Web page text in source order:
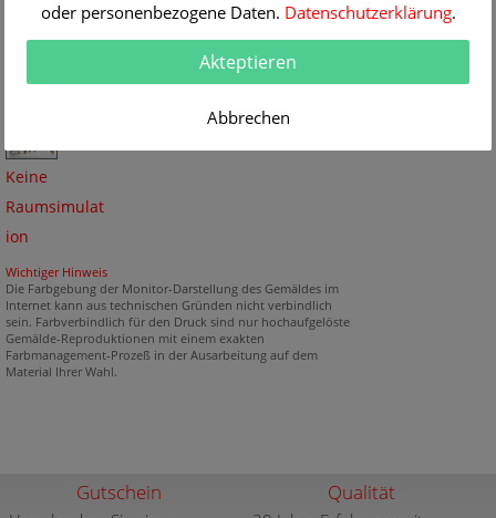
Keine
Raumsimulat
ion
Wichtiger Hinweis
Die Farbgebung der Monitor-Darstellung des Gemäldes im
Internet kann aus technischen Gründen nicht verbindlich
sein. Farbverbindlich für den Druck sind nur hochaufgelöste
Gemälde-Reproduktionen mit einem exakten
Farbmanagement-Prozeß in der Ausarbeitung auf dem
Material Ihrer Wahl.
Gutschein Qualität
oder personenbezogene Daten. Datenschutzerklärung.
Akteptieren
Abbrechen